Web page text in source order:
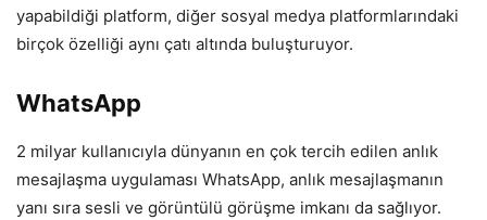
yapabildiği platform, diğer sosyal medya platformlarındaki
birçok özelliği aynı çatı altında buluşturuyor.
WhatsApp
2 milyar kullanıcıyla dünyanın en çok tercih edilen anlık
mesajlaşma uygulaması WhatsApp, anlık mesajlaşmanın
yanı sıra sesli ve görüntülü görüşme imkanı da sağlıyor.